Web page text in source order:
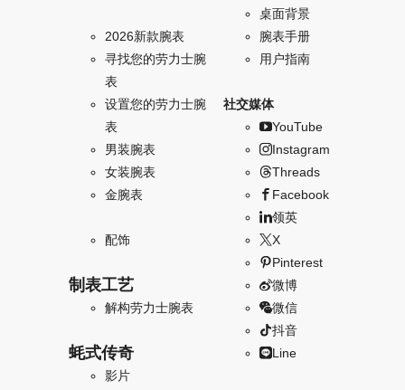
2026新款腕表
寻找您的劳力士腕
表
设置您的劳力士腕
表
男装腕表
女装腕表
金腕表
配饰
制表工艺
解构劳力士腕表
蚝式传奇
影片
桌面背景
腕表手册
用户指南
社交媒体
YouTube
Instagram
Threads
Facebook
领英
X
Pinterest
微博
微信
抖音
Line